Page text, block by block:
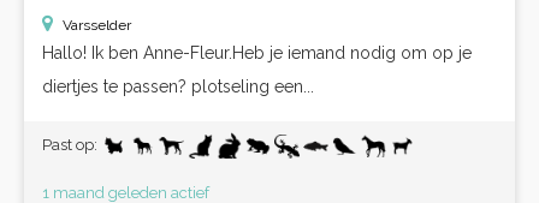
Varsselder
Hallo! Ik ben Anne-Fleur.Heb je iemand nodig om op je
diertjes te passen? plotseling een...
Past op:
1 maand geleden actief